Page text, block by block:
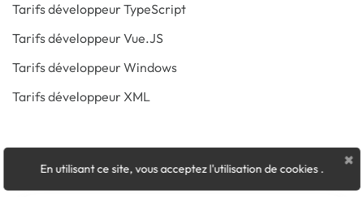
Tarifs développeur TypeScript
Tarifs développeur Vue.JS
Tarifs développeur Windows
Tarifs développeur XML
×
En utilisant ce site, vous acceptez l'utilisation de cookies.